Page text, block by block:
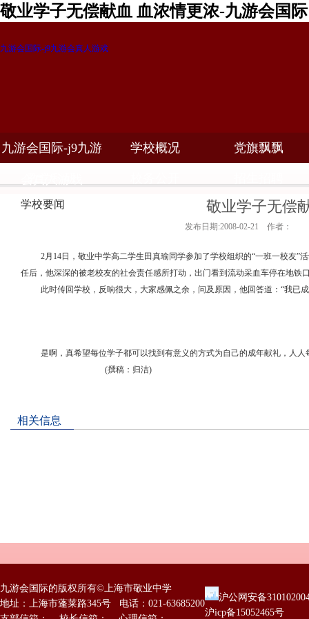
敬业学子无偿献血 血浓情更浓-九游会国际
九游会国际-j9九游会真人游戏
九游会国际-j9九游 学校概况 党旗飘飘
学校要闻 敬业学子无偿
发布日期:2008-02-21 作者：
2月 14日 ，敬业中学高二学生田真瑜同学参加了学校组织的“一班一校友”
任后，他深深的被老校友的社会责任感所打动，出门看到流动采血车停在地铁
此时传回学校，反响很大，大家感佩之余，问及原因，他回答道：“我已
是啊，真希望每位学子都可以找到有意义的方式为自己的成年献礼，人
(撰稿：归洁)
相关信息
九游会国际的版权所有©上海市敬业中学
地址：上海市蓬莱路345号 电话：021-63685200
沪公网安备
沪icp备15052465号